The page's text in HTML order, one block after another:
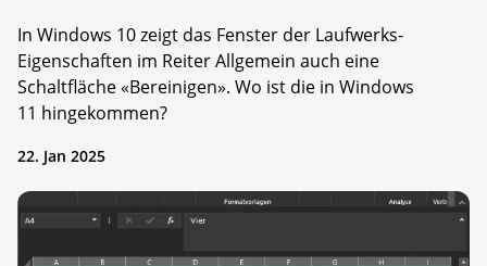
In Windows 10 zeigt das Fenster der Laufwerks-
Eigenschaften im Reiter Allgemein auch eine
Schaltfläche «Bereinigen». Wo ist die in Windows
11 hingekommen?
22. Jan 2025